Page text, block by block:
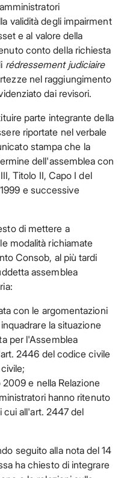
validità degli impairment
e al valore della
conto della richiesta
rédressement judiciaire
nel raggiungimento
dai revisori.
parte integrante della
riportate nel verbale
stampa che la
dell'assemblea con
Titolo II, Capo I del
e successive
di mettere a
modalità richiamate
Consob, al più tardi
assemblea
con le argomentazioni
la situazione
per l'Assemblea
2446 del codice civile
e nella Relazione
hanno ritenuto
cui all'art. 2447 del
seguito alla nota del 14
ha chiesto di integrare